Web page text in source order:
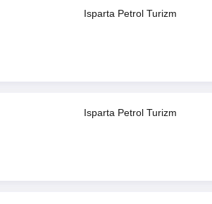
Isparta Petrol Turizm
Isparta Petrol Turizm